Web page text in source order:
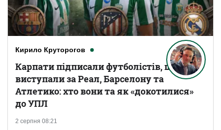
Кирило Круторогов
2 серпня 08:21
Карпати підписали футболістів, що
виступали за Реал, Барселону та
Атлетико: хто вони та як «докотилися»
до УПЛ